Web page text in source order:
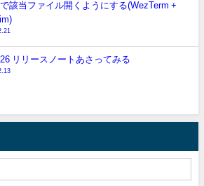
該当ファイル開くようにする(WezTerm +
リリースノートあさってみる